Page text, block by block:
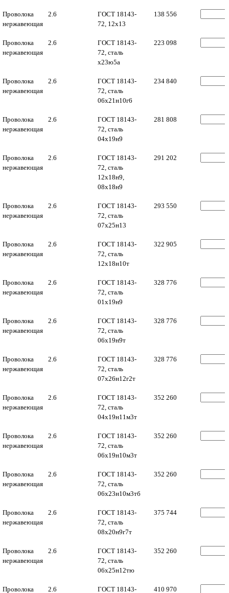
Проволока
нержавеющая
2.6
ГОСТ 18143-
72, 12х13
138 556
Проволока
нержавеющая
2.6
ГОСТ 18143-
72, сталь
х23ю5а
223 098
Проволока
нержавеющая
2.6
ГОСТ 18143-
72, сталь
06х21н10г6
234 840
Проволока
нержавеющая
2.6
ГОСТ 18143-
72, сталь
04х19н9
281 808
Проволока
нержавеющая
2.6
ГОСТ 18143-
72, сталь
12х18н9,
08х18н9
291 202
Проволока
нержавеющая
2.6
ГОСТ 18143-
72, сталь
07х25н13
293 550
Проволока
нержавеющая
2.6
ГОСТ 18143-
72, сталь
12х18н10т
322 905
Проволока
нержавеющая
2.6
ГОСТ 18143-
72, сталь
01х19н9
328 776
Проволока
нержавеющая
2.6
ГОСТ 18143-
72, сталь
06х19н9т
328 776
Проволока
нержавеющая
2.6
ГОСТ 18143-
72, сталь
07х26н12г2т
328 776
Проволока
нержавеющая
2.6
ГОСТ 18143-
72, сталь
04х19н11м3т
352 260
Проволока
нержавеющая
2.6
ГОСТ 18143-
72, сталь
06х19н10м3т
352 260
Проволока
нержавеющая
2.6
ГОСТ 18143-
72, сталь
06х23н10м3тб
352 260
Проволока
нержавеющая
2.6
ГОСТ 18143-
72, сталь
08х20н9г7т
375 744
Проволока
нержавеющая
2.6
ГОСТ 18143-
72, сталь
06х25н12тю
352 260
Проволока 2.6 ГОСТ 18143- 410 970